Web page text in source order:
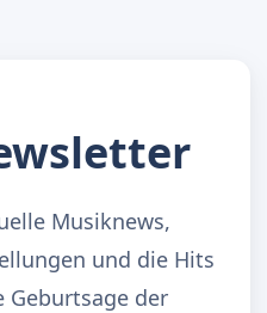
Musiknews,
und die Hits
Geburtsage der